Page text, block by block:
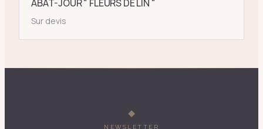
ABAT-JOUR " FLEURS DE LIN "
Sur devis
NEWSLETTER